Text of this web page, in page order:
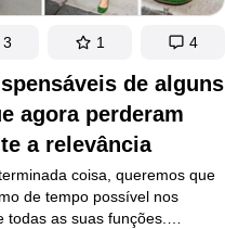
de alguns
agora perderam
a relevância
coisa, queremos que
de tempo possível nos
todas as suas funções.
3 1 4